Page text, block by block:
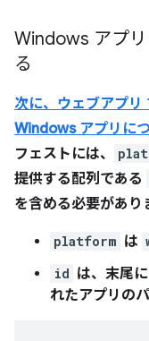
Windows アプ
る
次に、ウェブアプリ
Windows アプリに
フェストには、
提供する配列である
を含める必要があり
platform は
id は、末尾に
れたアプリの